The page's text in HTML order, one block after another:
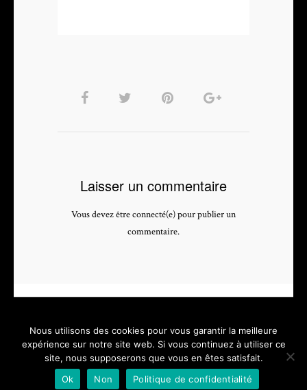
Laisser un commentaire
Vous devez être connecté(e) pour publier un
commentaire.
PHOTOGRAPHE & VIDEASTE PROFESSIONNEL - depuis 2005 -
Nous utilisons des cookies pour vous garantir la meilleure
expérience sur notre site web. Si vous continuez à utiliser ce
site, nous supposerons que vous en êtes satisfait.
Ok
Non Politique de confidentialité